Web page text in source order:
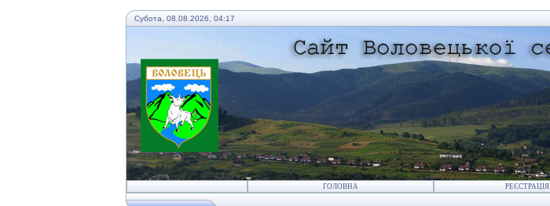
Субота, 08.08.2026, 04:17
ГОЛОВНА РЕЄСТРАЦІЯ